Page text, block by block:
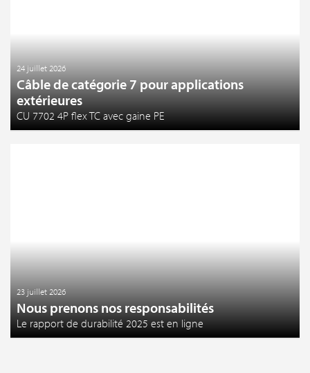
24 juillet 2026
Câble de catégorie 7 pour applications
extérieures
CU 7702 4P flex TC avec gaine PE
23 juillet 2026
Nous prenons nos responsabilités
Le rapport de durabilité 2025 est en ligne